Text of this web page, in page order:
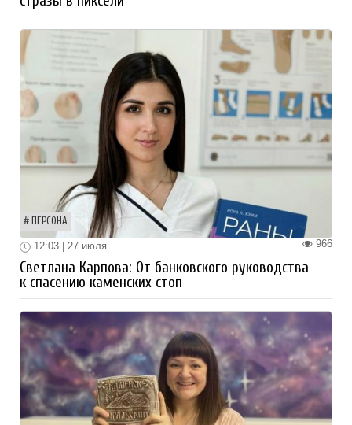
ПЕРСОНА
966
12:03 | 27 июля
Светлана Карпова: От банковского руководства
к спасению каменских стоп